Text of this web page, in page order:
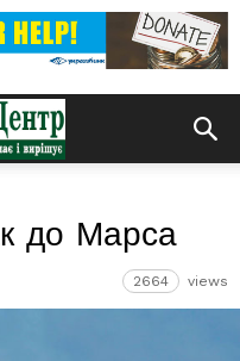
до Марса
2664 views